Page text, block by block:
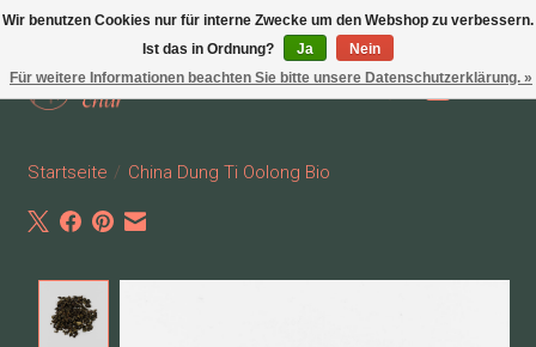
Wunschzettel
Ihr
Startseite / China Dung Ti Oolong Bio
Wir benutzen Cookies nur für interne Zwecke um den Webshop zu verbessern.
Ist das in Ordnung?
Ja
Nein
Für weitere Informationen beachten Sie bitte unsere Datenschutzerklärung. »